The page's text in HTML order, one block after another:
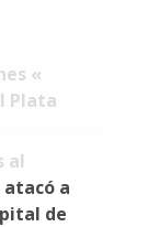
«
Plata
al
a
de